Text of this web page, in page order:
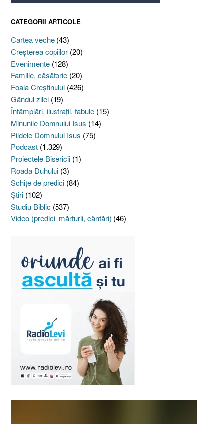
CATEGORII ARTICOLE
Cartea veche (43)
Creşterea copiilor (20)
Evenimente (128)
Familie, căsătorie (20)
Foaia Creştinului (426)
Gândul zilei (19)
Întâmplări, ilustraţii, fabule (15)
Minunile Domnului Isus (14)
Pildele Domnului Isus (75)
Podcast (1.329)
Proiectele Bisericii (1)
Roada Duhului (3)
Schiţe de predici (84)
Ştiri (102)
Studiu Biblic (537)
Video (predici, mărturii, cântări) (46)